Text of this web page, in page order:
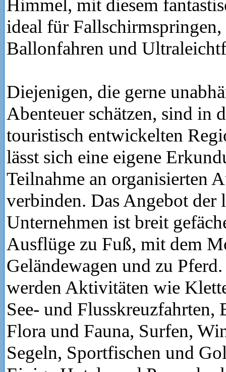
Himmel, mit diesem
ideal für
Ballonfahren und
Diejenigen, die gerne
Abenteuer schätzen, sind in
touristisch entwickelten
lässt sich eine eigene
Teilnahme an organisierten
verbinden. Das Angebot der
Unternehmen ist breit
Ausflüge zu Fuß, mit dem
Geländewagen und zu
werden Aktivitäten wie
See- und Flusskreuzfahrten,
Flora und Fauna, Surfen,
Segeln, Sportfischen und